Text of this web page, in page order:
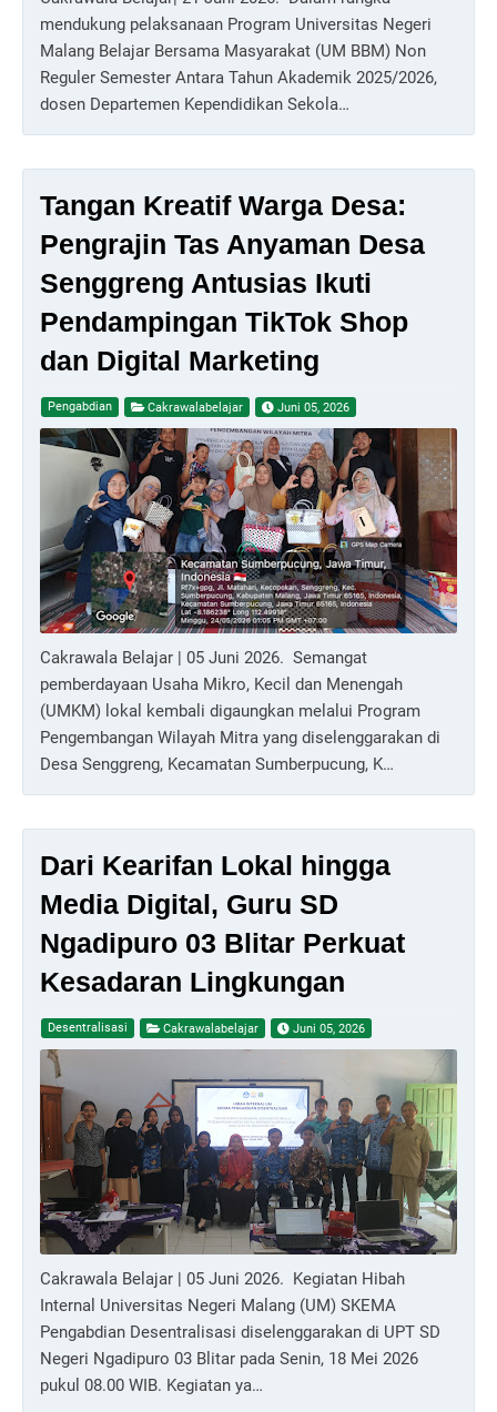
mendukung pelaksanaan Program Universitas Negeri
Malang Belajar Bersama Masyarakat (UM BBM) Non
Reguler Semester Antara Tahun Akademik 2025/2026,
dosen Departemen Kependidikan Sekola…
Tangan Kreatif Warga Desa:
Pengrajin Tas Anyaman Desa
Senggreng Antusias Ikuti
Pendampingan TikTok Shop
dan Digital Marketing
Pengabdian Cakrawalabelajar Juni 05, 2026
Cakrawala Belajar | 05 Juni 2026. Semangat
pemberdayaan Usaha Mikro, Kecil dan Menengah
(UMKM) lokal kembali digaungkan melalui Program
Pengembangan Wilayah Mitra yang diselenggarakan di
Desa Senggreng, Kecamatan Sumberpucung, K…
Dari Kearifan Lokal hingga
Media Digital, Guru SD
Ngadipuro 03 Blitar Perkuat
Kesadaran Lingkungan
Desentralisasi Cakrawalabelajar Juni 05, 2026
Cakrawala Belajar | 05 Juni 2026. Kegiatan Hibah
Internal Universitas Negeri Malang (UM) SKEMA
Pengabdian Desentralisasi diselenggarakan di UPT SD
Negeri Ngadipuro 03 Blitar pada Senin, 18 Mei 2026
pukul 08.00 WIB. Kegiatan ya…